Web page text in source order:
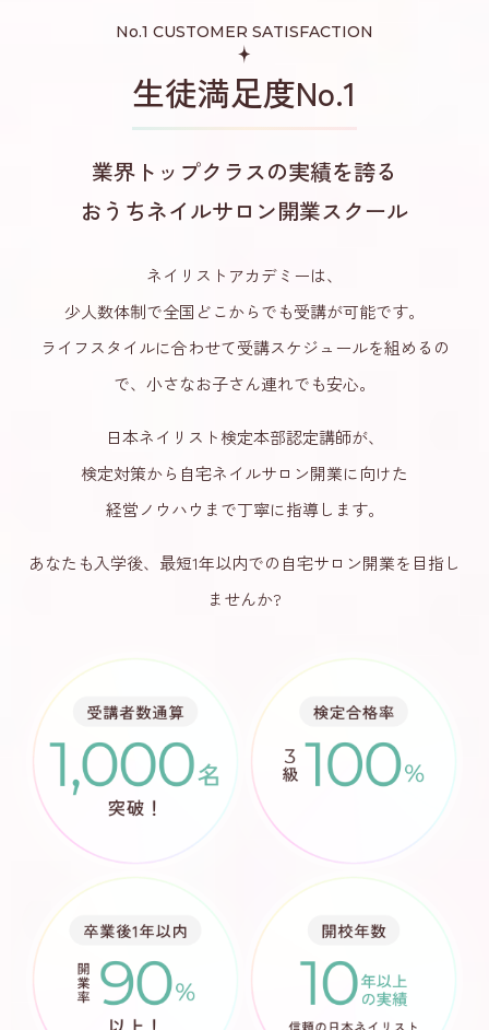
No.1 CUSTOMER SATISFACTION
生徒満足度No.1
業界トップクラスの実績を誇る
おうちネイルサロン開業スクール
ネイリストアカデミーは、
少人数体制で全国どこからでも受講が可能です。
ライフスタイルに合わせて受講スケジュールを組めるの
で、 小さなお子さん連れでも安心。
日本ネイリスト検定本部認定講師が、
検定対策から自宅ネイルサロン開業に向けた
経営ノウハウまで丁寧に指導します。
あなたも入学後、最短1年以内での自宅サロン開業を目指し
ませんか?